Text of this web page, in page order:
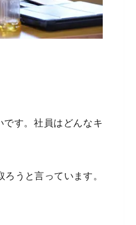
す。社員はどんなキ
うと言っています。